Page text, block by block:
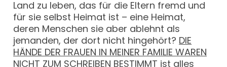
Land zu leben, das für die Eltern fremd und
für sie selbst Heimat ist – eine Heimat,
deren Menschen sie aber ablehnt als
jemanden, der dort nicht hingehört? DIE
HÄNDE DER FRAUEN IN MEINER FAMILIE WAREN
NICHT ZUM SCHREIBEN BESTIMMT ist alles